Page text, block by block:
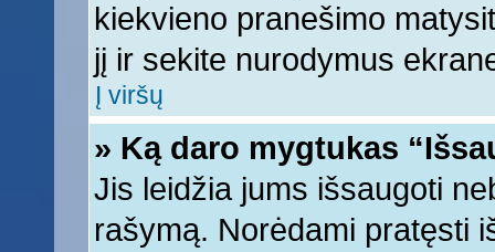
kiekvieno pranešimo
jį ir sekite nurodymus
Į viršų
» Ką daro mygtukas
Jis leidžia jums išsaugoti
rašymą. Norėdami pratęsti